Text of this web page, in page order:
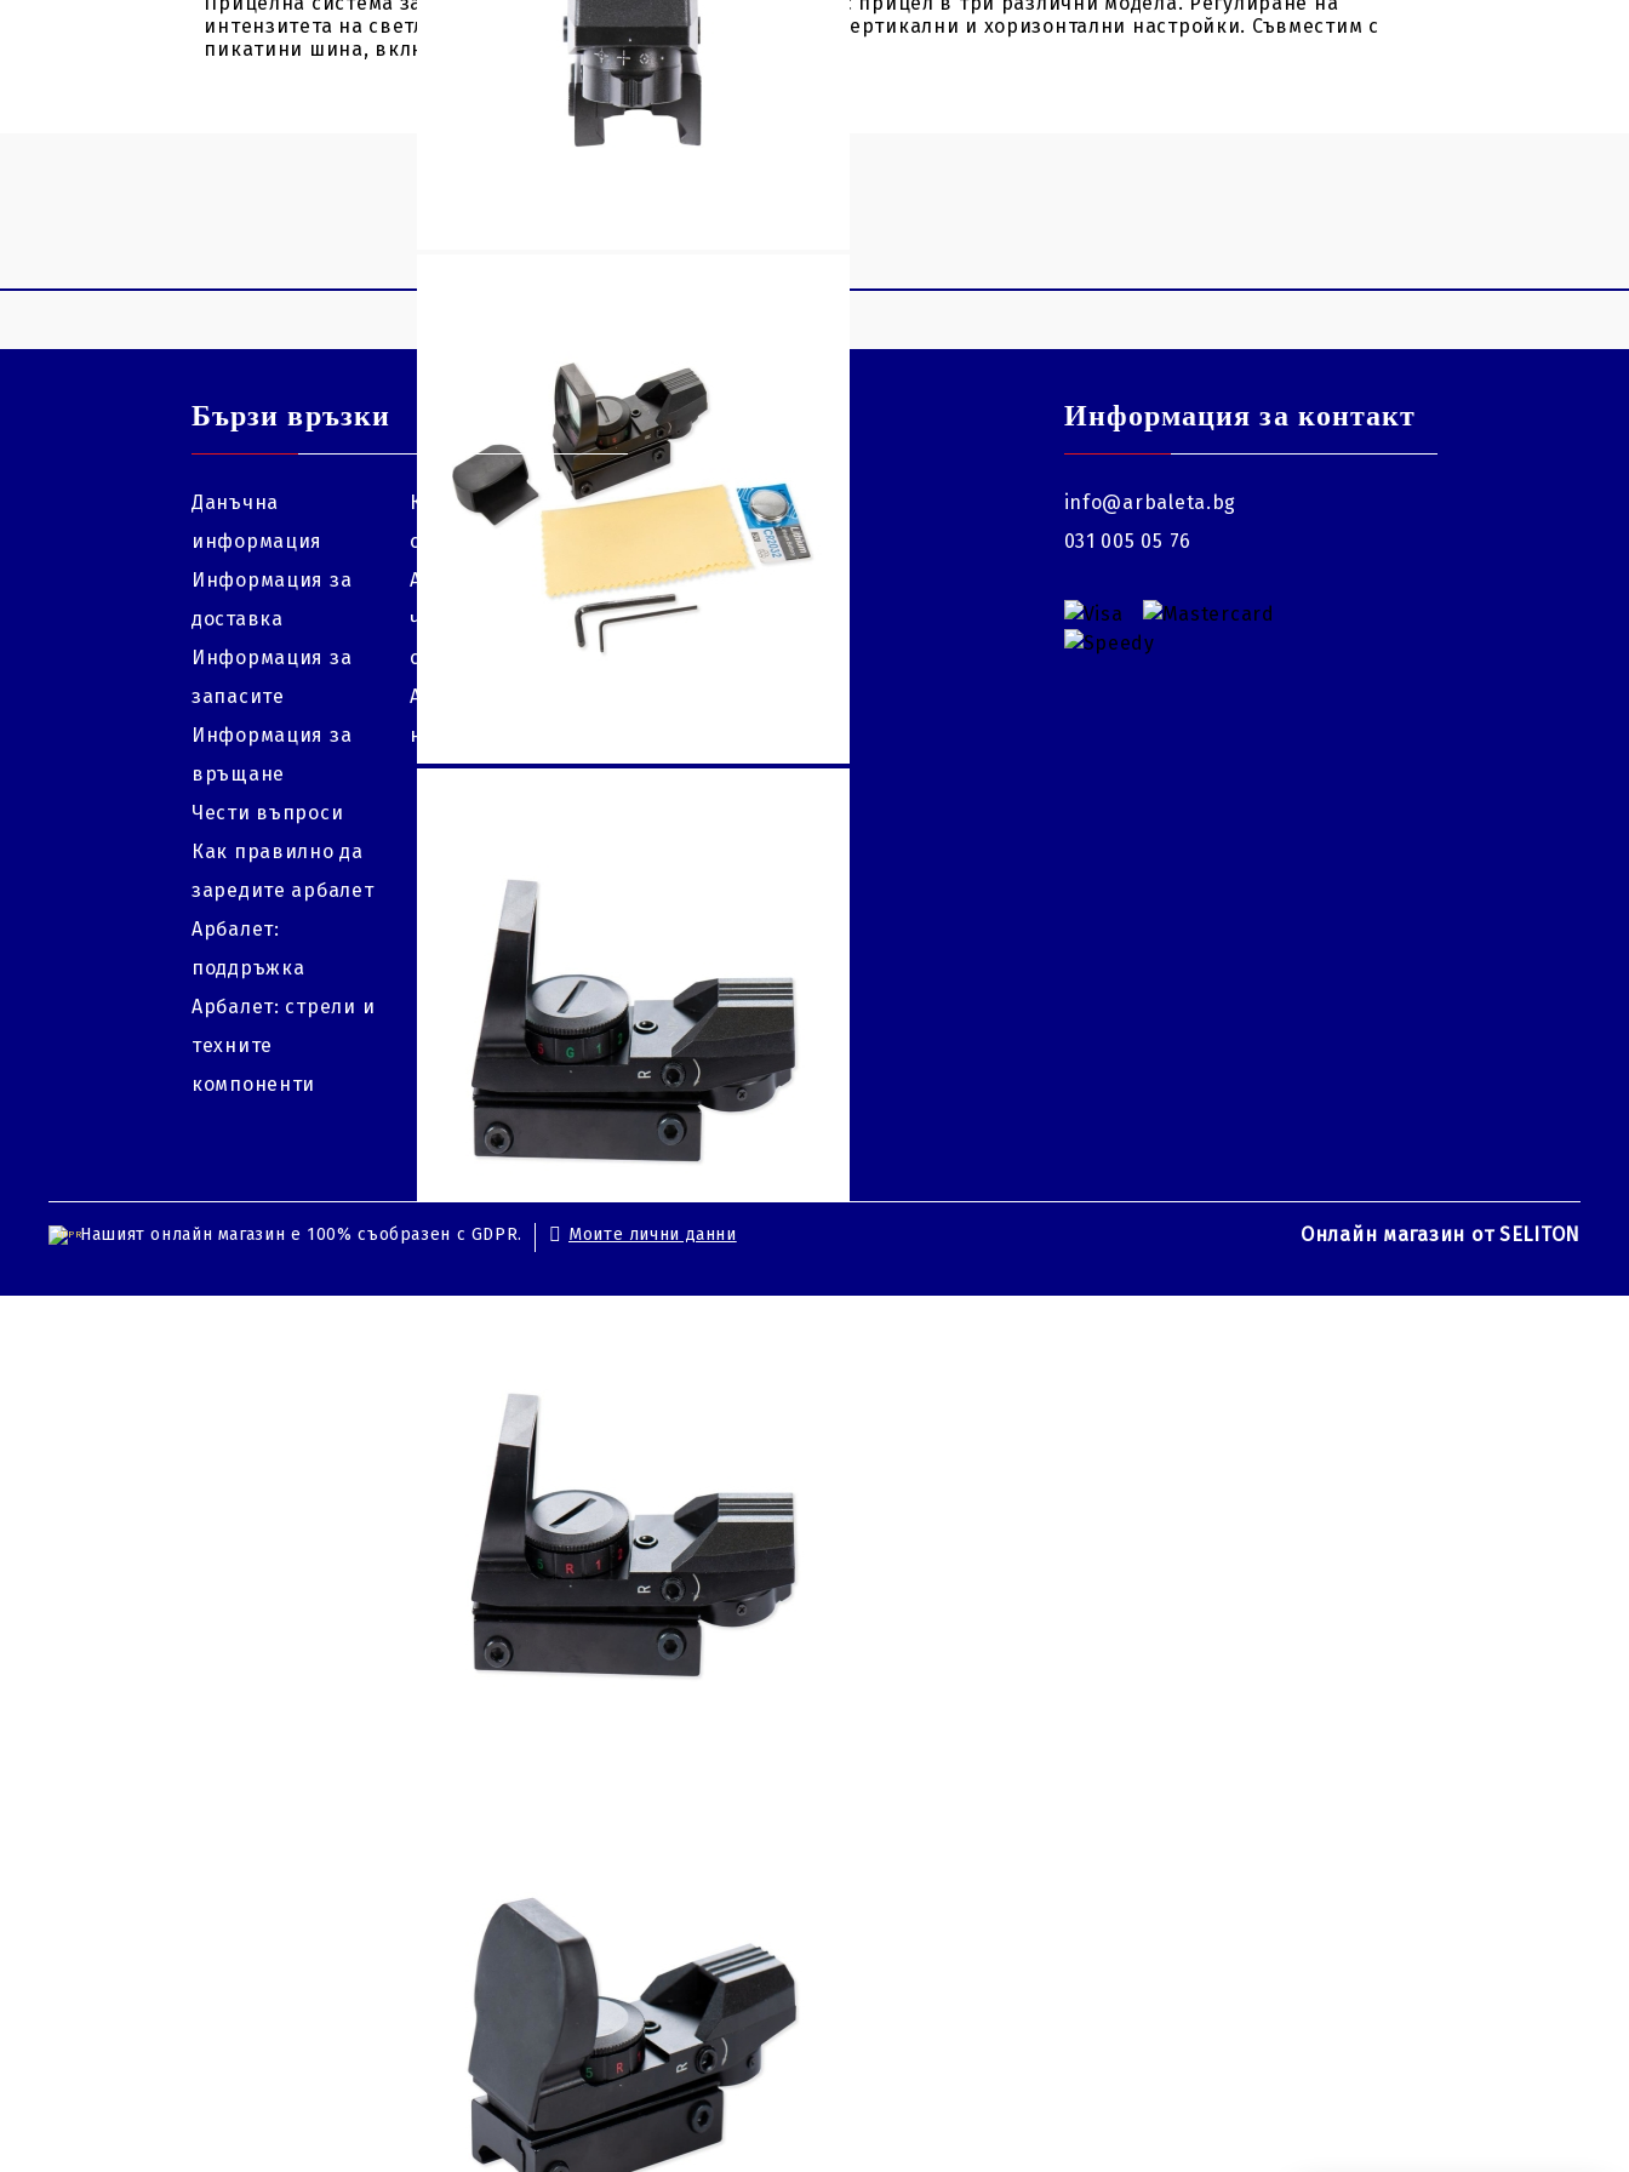
интензитета на светлината, зелено или червено осветление. Вертикални и хоризонтални настройки. Съвместим с
пикатини шина, включва батерия тип CR2032.
Бързи връзки
Данъчна
информация
Информация за
доставка
Информация за
запасите
Информация за
връщане
Чести въпроси
Как правилно да
заредите арбалет
Арбалет:
поддръжка
Арбалет: стрели и
техните
компоненти
Колко далеч мога да
стрелям с арбалет?
Арбалет: колко
често трябва да се
сменя тетивата?
Арбалет: настройка
на заден мерник
Информация за контакт
info@arbaleta.bg
031 005 05 76
GDPRНашият онлайн магазин е 100% съобразен с GDPR. Моите лични данни Онлайн магазин от SELITON